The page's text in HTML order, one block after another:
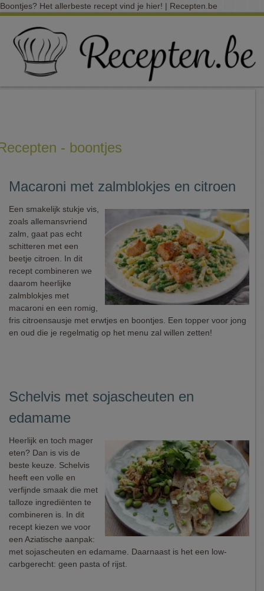
Boontjes? Het allerbeste recept vind je hier! | Recepten.be
- boontjes
Macaroni met zalmblokjes en citroen
Een smakelijk stukje vis,
zoals allemansvriend
zalm, gaat pas echt
schitteren met een
beetje citroen. In dit
recept combineren we
daarom heerlijke
zalmblokjes met
macaroni en een romig,
fris citroensausje met erwtjes en boontjes. Een topper voor jong
en oud die je regelmatig op het menu zal willen zetten!
Schelvis met sojascheuten en
edamame
Heerlijk en toch mager
eten? Dan is vis de
beste keuze. Schelvis
heeft een volle en
verfijnde smaak die met
talloze ingrediënten te
combineren is. In dit
recept kiezen we voor
een Aziatische aanpak:
met sojascheuten en edamame. Daarnaast is het een low-
carbgerecht: geen pasta of rijst.